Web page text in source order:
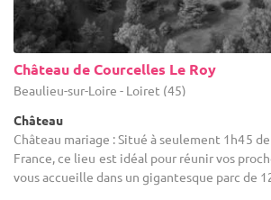
Château de Courcelles Le Roy
Beaulieu-sur-Loire - Loiret (45)
Château
Château mariage : Situé à seulement 1h45
France, ce lieu est idéal pour réunir vos
vous accueille dans un gigantesque parc de